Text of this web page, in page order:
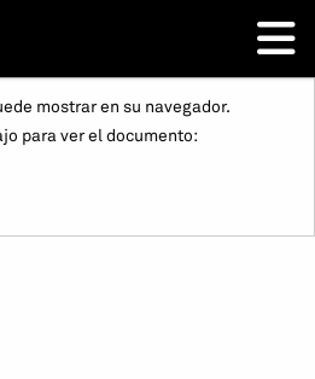
mostrar en su navegador.
para ver el documento: